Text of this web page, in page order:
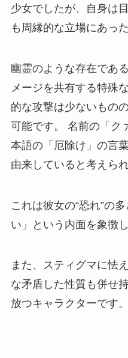
少女でしたが、自身は
も周縁的な立場にあっ
幽霊のような存在であ
メージを共有する特殊
的な攻撃は少ないもの
可能です。 名前の「ク
本語の「厄除け」の言
由来していると考えられ
これは彼女の“恐れ”の
い」という内面を象徴
また、スティグマに怯
な矛盾した性質も併せ
放つキャラクターです。